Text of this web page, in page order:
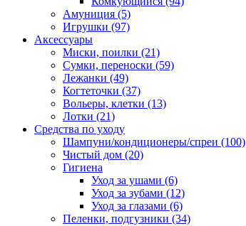
Амуниция (5)
Игрушки (97)
Аксессуары
Миски, поилки (21)
Сумки, переноски (59)
Лежанки (49)
Когтеточки (37)
Вольеры, клетки (13)
Лотки (21)
Средства по уходу
Шампуни/кондиционеры/спреи (100)
Чистый дом (20)
Гигиена
Уход за ушами (6)
Уход за зубами (12)
Уход за глазами (6)
Пеленки, подгузники (34)